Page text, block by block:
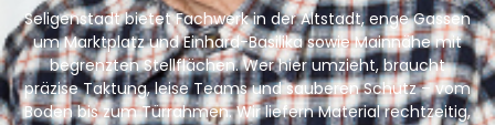
Seligenstadt bietet Fachwerk in der Altstadt, enge Gassen
um Marktplatz und Einhard-Basilika sowie Mainnähe mit
begrenzten Stellflächen. Wer hier umzieht, braucht
präzise Taktung, leise Teams und sauberen Schutz – vom
Boden bis zum Türrahmen. Wir liefern Material rechtzeitig,